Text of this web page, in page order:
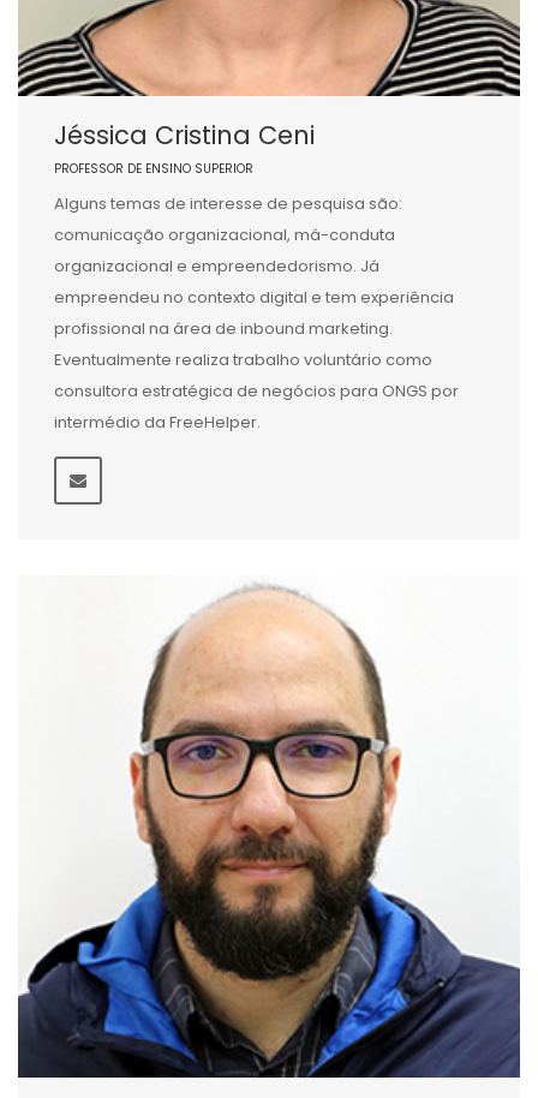
Jéssica Cristina Ceni
PROFESSOR DE ENSINO SUPERIOR
Alguns temas de interesse de pesquisa são:
comunicação organizacional, má-conduta
organizacional e empreendedorismo. Já
empreendeu no contexto digital e tem experiência
profissional na área de inbound marketing.
Eventualmente realiza trabalho voluntário como
consultora estratégica de negócios para ONGS por
intermédio da FreeHelper.